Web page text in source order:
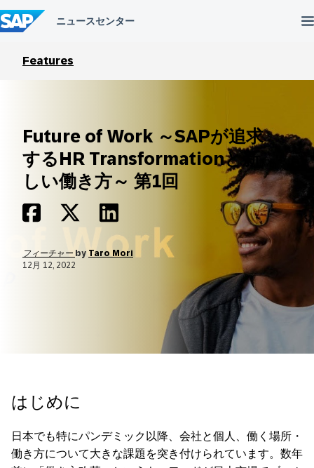
ン
テ
Features
Future of Work ～SAPが追求
するHR Transformationと新
しい働き方～ 第1回
フィーチャー by Taro Mori
12月 12, 2022
はじめに
日本でも特にパンデミック以降、会社と個人、働く場所・
働き方について大きな課題を突き付けられています。数年